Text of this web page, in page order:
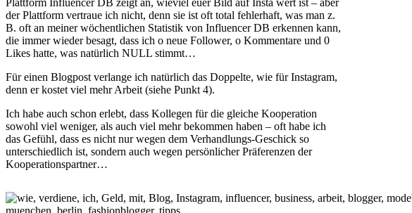
Plattform Influencer DB zeigt an, wieviel euer Bild auf Insta wert ist – aber
der Plattform vertraue ich nicht, denn sie ist oft total fehlerhaft, was man z.
B. oft an meiner wöchentlichen Statistik von Influencer DB erkennen kann,
die immer wieder besagt, dass ich o neue Follower, o Kommentare und 0
Likes hatte, was natürlich NULL stimmt…
Für einen Blogpost verlange ich natürlich das Doppelte, wie für Instagram,
denn er kostet viel mehr Arbeit (siehe Punkt 4).
Ich habe auch schon erlebt, dass Kollegen für die gleiche Kooperation
sowohl viel weniger, als auch viel mehr bekommen haben – oft habe ich
das Gefühl, dass es nicht nur wegen dem Verhandlungs-Geschick so
unterschiedlich ist, sondern auch wegen persönlicher Präferenzen der
Kooperationspartner…